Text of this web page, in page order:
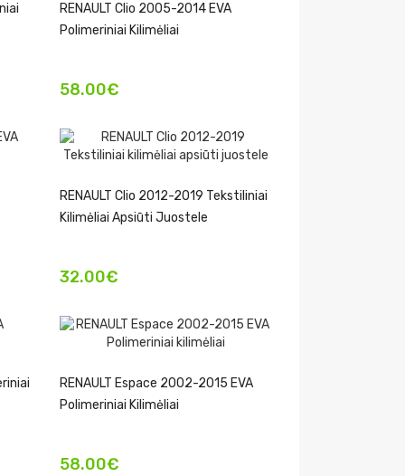
RENAULT Clio 2005-2014 EVA
Polimeriniai Kilimėliai
58.00€
RENAULT Clio 2012-2019 Tekstiliniai
Kilimėliai Apsiūti Juostele
32.00€
RENAULT Espace 2002-2015 EVA
Polimeriniai Kilimėliai
58.00€